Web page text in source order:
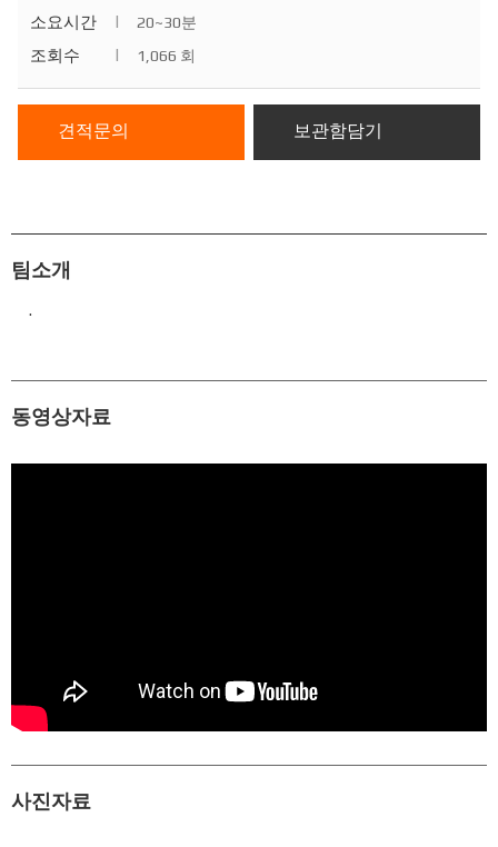
소요시간 | 20~30분
조회수 | 1,066 회
견적문의 보관함담기
팀소개
.
동영상자료
사진자료